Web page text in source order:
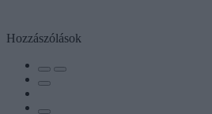
Hozzászólások